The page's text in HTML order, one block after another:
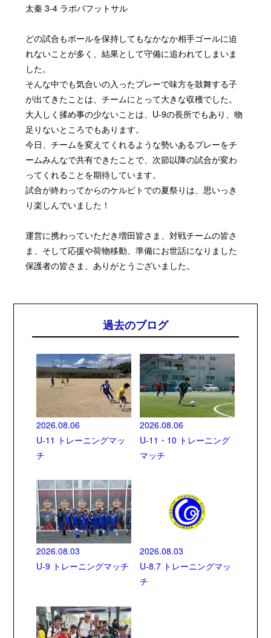
太秦 3-4 ラボバフットサル
どの試合もボールを保持してもなかなか相手ゴールに迫
れないことが多く、結果として守備に追われてしまいま
した。
そんな中でも気合いの入ったプレーで味方を鼓舞する子
が出てきたことは、チームにとって大きな収穫でした。
大人しく揉め事の少ないことは、U-9の長所でもあり、物
足りないところでもあります。
今日、チームを変えてくれるような勢いあるプレーをチ
ームみんなで共有できたことで、次節以降の試合が変わ
ってくれることを期待しています。
試合が終わってからのケルビトでの夏祭りは、思いっき
り楽しんでいました！
運営に携わっていただき増田皆さま、対戦チームの皆さ
ま、そして応援や荷物移動、準備にお世話になりました
保護者の皆さま、ありがとうございました。
過去のブログ
2026.08.06
U-11 トレーニングマッ
チ
2026.08.06
U-11・10 トレーニング
マッチ
2026.08.03
U-9 トレーニングマッチ
2026.08.03
U-8.7 トレーニングマッ
チ